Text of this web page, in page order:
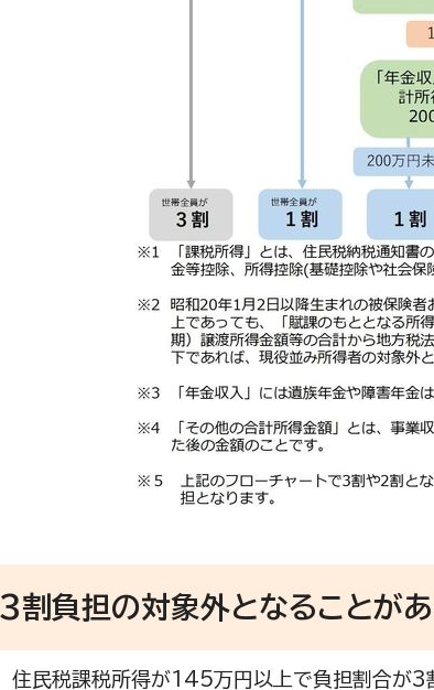
3割負担の対象外となることが
住民税課税所得が145万円以上で負担割合が3